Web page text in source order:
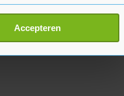
detailgedeelte
Accepteren